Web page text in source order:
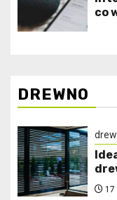
co
DREWNO
17